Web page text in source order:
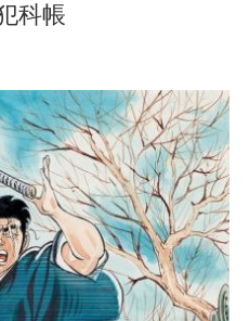
科帳